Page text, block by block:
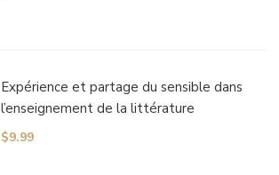
Expérience et partage du sensible dans
l’enseignement de la littérature
$9.99